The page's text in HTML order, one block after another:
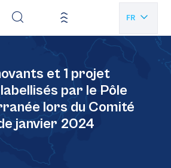
FR
EN
et 1 projet
par le Pôle
lors du Comité
janvier 2024